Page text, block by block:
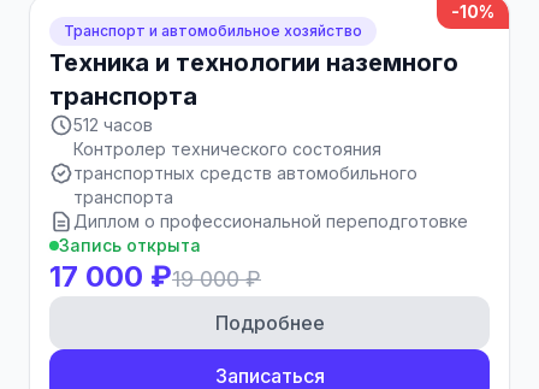
-10%
Транспорт и автомобильное хозяйство
Техника и технологии наземного
транспорта
512 часов
Контролер технического состояния
транспортных средств автомобильного
транспорта
Диплом о профессиональной переподготовке
Запись открыта
17 000 ₽19 000 ₽
Подробнее
Записаться